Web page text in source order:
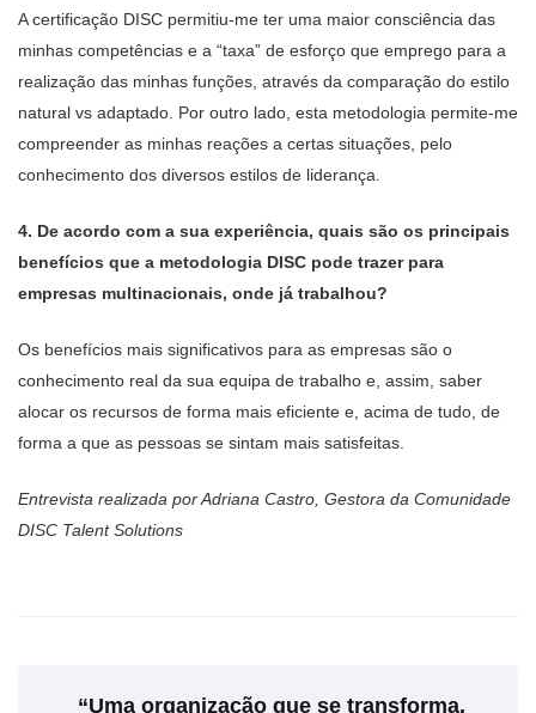
A certificação DISC permitiu-me ter uma maior consciência das
minhas competências e a “taxa” de esforço que emprego para a
realização das minhas funções, através da comparação do estilo
natural vs adaptado. Por outro lado, esta metodologia permite-me
compreender as minhas reações a certas situações, pelo
conhecimento dos diversos estilos de liderança.
4.⁠ ⁠De acordo com a sua experiência, quais são os principais
benefícios que a metodologia DISC pode trazer para
empresas multinacionais, onde já trabalhou?
Os benefícios mais significativos para as empresas são o
conhecimento real da sua equipa de trabalho e, assim, saber
alocar os recursos de forma mais eficiente e, acima de tudo, de
forma a que as pessoas se sintam mais satisfeitas.
Entrevista realizada por Adriana Castro, Gestora da Comunidade
DISC Talent Solutions
“Uma organização que se transforma,